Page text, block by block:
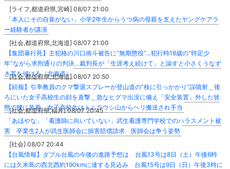
[ライフ,都道府県,宮崎] 08/07 21:00
「本人にその自覚がない」小学2年生からうつ病の母親を支えたヤングケアラ
ー経験者が講演
[社会,都道府県,北海道] 08/07 21:00
【集団暴行死】主犯格の川口侑斗被告に“無期懲役”…犯行時18歳の“特定少
年”ながら求刑通りの判決…裁判長が「生涯考え続けて」と諭すと小さくうなず
き耳を傾ける〈北海道〉
[社会,都道府県,北海道] 08/07 20:50
【続報】引率教員のクマ撃退スプレーが登山道の”枝に引っかかり”誤噴射＿後
ろにいた女子高校生の顔を直撃＿急なヒグマ出没に備え「安全装置」外した状
態で腰に装着＿女子高校生はトムラウシ山からヘリ搬送され手当
[社会,都道府県,福井] 08/07 20:45
「あほやな」「看護師に向いていない」武生看護専門学校でのハラスメント被
害 卒業生2人が武生医師会に損害賠償請求 医師会は争う姿勢
[社会] 08/07 20:44
【台風情報】ダブル台風の今後の進路予想は 台風13号は8日（土）午後6時
には久米島の西北西約190kmに達する見込み 台風15号は9日（日）午後3時に